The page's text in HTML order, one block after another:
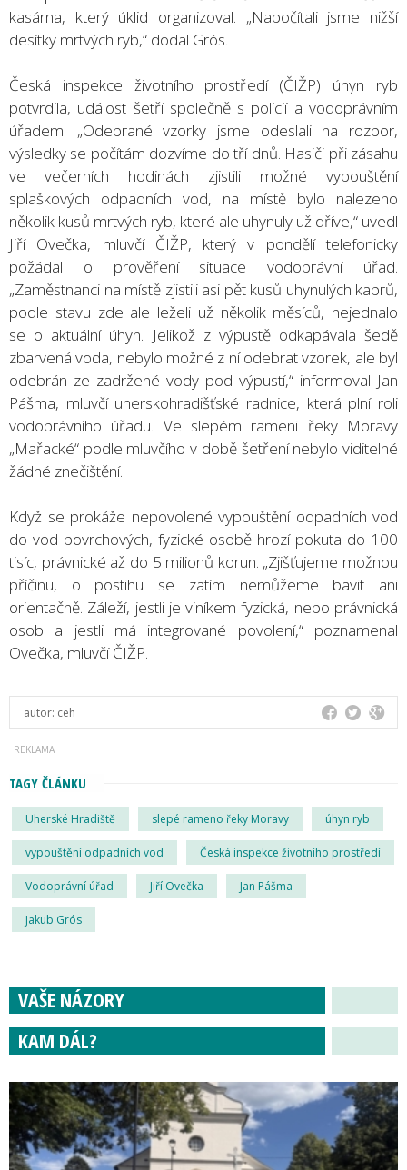
kasárna, který úklid organizoval. „Napočítali jsme nižší
desítky mrtvých ryb,“ dodal Grós.
Česká inspekce životního prostředí (ČIŽP) úhyn ryb
potvrdila, událost šetří společně s policií a vodoprávním
úřadem. „Odebrané vzorky jsme odeslali na rozbor,
výsledky se počítám dozvíme do tří dnů. Hasiči při zásahu
ve večerních hodinách zjistili možné vypouštění
splaškových odpadních vod, na místě bylo nalezeno
několik kusů mrtvých ryb, které ale uhynuly už dříve,“ uvedl
Jiří Ovečka, mluvčí ČIŽP, který v pondělí telefonicky
požádal o prověření situace vodoprávní úřad.
„Zaměstnanci na místě zjistili asi pět kusů uhynulých kaprů,
podle stavu zde ale leželi už několik měsíců, nejednalo
se o aktuální úhyn. Jelikož z výpustě odkapávala šedě
zbarvená voda, nebylo možné z ní odebrat vzorek, ale byl
odebrán ze zadržené vody pod výpustí,“ informoval Jan
Pášma, mluvčí uherskohradišťské radnice, která plní roli
vodoprávního úřadu. Ve slepém rameni řeky Moravy
„Mařacké“ podle mluvčího v době šetření nebylo viditelné
žádné znečištění.
Když se prokáže nepovolené vypouštění odpadních vod
do vod povrchových, fyzické osobě hrozí pokuta do 100
tisíc, právnické až do 5 milionů korun. „Zjišťujeme možnou
příčinu, o postihu se zatím nemůžeme bavit ani
orientačně. Záleží, jestli je viníkem fyzická, nebo právnická
osob a jestli má integrované povolení,“ poznamenal
Ovečka, mluvčí ČIŽP.
autor: ceh
TAGY ČLÁNKU
Uherské Hradiště slepé rameno řeky Moravy úhyn ryb
vypouštění odpadních vod Česká inspekce životního prostředí
Vodoprávní úřad Jiří Ovečka Jan Pášma
Jakub Grós
VAŠE NÁZORY
KAM DÁL?